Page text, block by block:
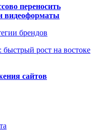
переносить
видеоформаты
брендов
быстрый рост на востоке
сайтов